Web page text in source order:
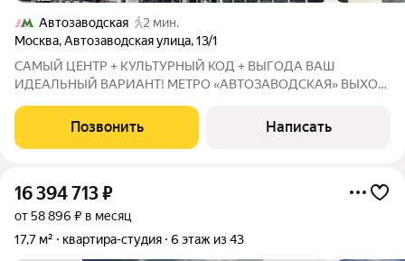
Автозаводская
2 мин.
Москва,Автозаводская улица,13/1
САМЫЙ ЦЕНТР + КУЛЬТУРНЫЙ КОД + ВЫГОДА ВАШ
ИДЕАЛЬНЫЙ ВАРИАНТ! МЕТРО «АВТОЗАВОДСКАЯ» ВЫХОД
выходных. Ваши клиенты уже идут мимо, осталось только
Позвонить Написать
16 394 713₽
от 58 896 ₽ в месяц
17,7 м²
квартира-студия 6 этаж из 43